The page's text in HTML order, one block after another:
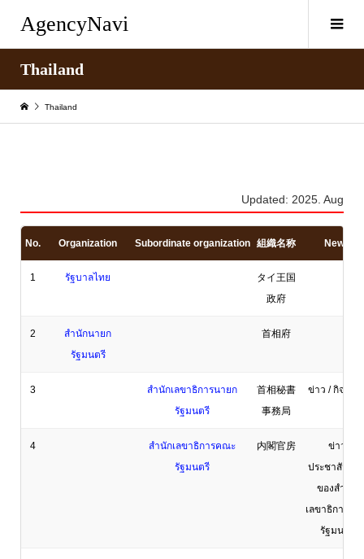
AgencyNavi
Thailand
Thailand
Updated: 2025. Aug
No. Organization Subordinate organization 組織名称 News
1 รัฐบาลไทย
タイ王国
政府
2
สำนักนายก
รัฐมนตรี
首相府
3
สำนักเลขาธิการนายก
รัฐมนตรี
首相秘書
事務局
ข่าว / กิจกรร
4
สำนักเลขาธิการคณะ
รัฐมนตรี
内閣官房
ข่าว
ประชาสัมพัน
ของสำนัก
เลขาธิการค
รัฐมนตรี